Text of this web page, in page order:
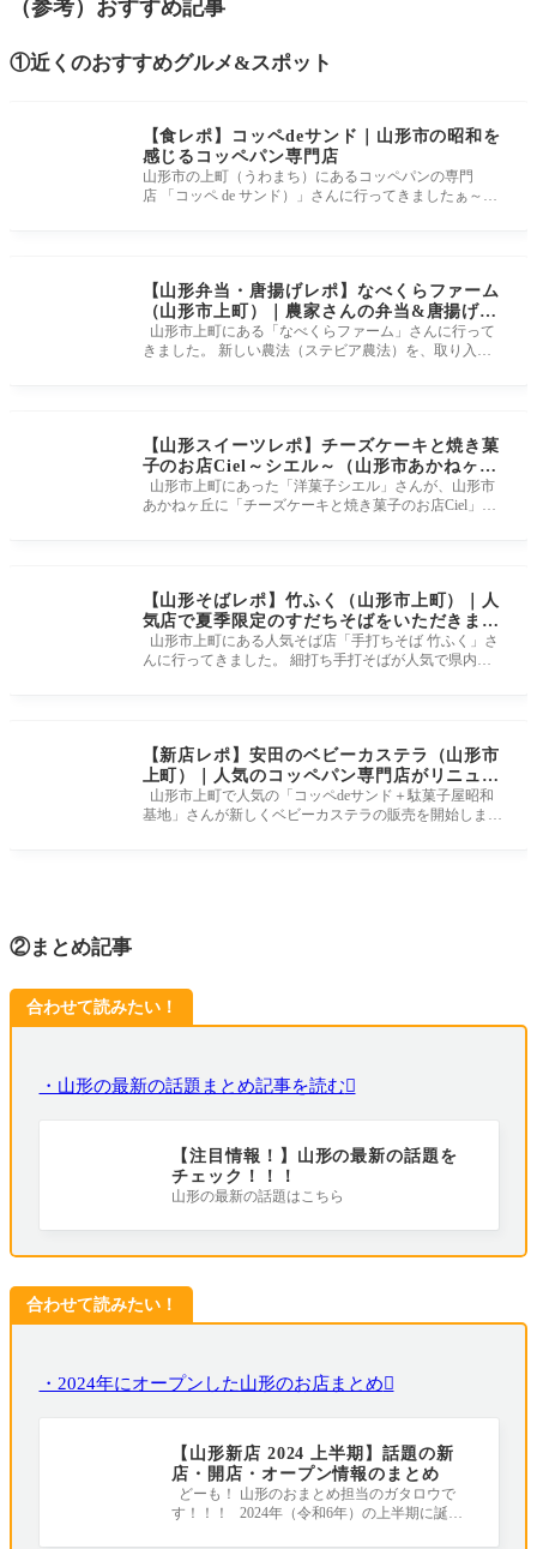
（参考）おすすめ記事
①近くのおすすめグルメ&スポット
【食レポ】コッペdeサンド｜山形市の昭和を
感じるコッペパン専門店
山形市の上町（うわまち）にあるコッペパンの専門
店 「コッペ de サンド）」さんに行ってきましたぁ～☆
【山形弁当・唐揚げレポ】なべくらファーム
（山形市上町）｜農家さんの弁当&唐揚げが
絶品でした！
山形市上町にある「なべくらファーム」さんに行って
きました。 新しい農法（ステビア農法）を、取り入れ
【山形スイーツレポ】チーズケーキと焼き菓
子のお店Ciel～シエル～（山形市あかねヶ
丘）｜洋菓子シエルがリニューアルオープン
しました！
山形市上町にあった「洋菓子シエル」さんが、山形市
あかねヶ丘に「チーズケーキと焼き菓子のお店Ciel」と
【山形そばレポ】竹ふく（山形市上町）｜人
気店で夏季限定のすだちそばをいただきまし
た
山形市上町にある人気そば店「手打ちそば 竹ふく」さ
んに行ってきました。 細打ち手打そばが人気で県内は
【新店レポ】安田のベビーカステラ（山形市
上町）｜人気のコッペパン専門店がリニュー
アルしました
山形市上町で人気の「コッペdeサンド＋駄菓子屋昭和
基地」さんが新しくベビーカステラの販売を開始しまし
②まとめ記事
合わせて読みたい！
・山形の最新の話題まとめ記事を読む
【注目情報！】山形の最新の話題を
チェック！！！
山形の最新の話題はこちら
合わせて読みたい！
・2024年にオープンした山形のお店まとめ
【山形新店 2024 上半期】話題の新
店・開店・オープン情報のまとめ
どーも！ 山形のおまとめ担当のガタロウで
す！！！ 2024年（令和6年）の上半期に誕生